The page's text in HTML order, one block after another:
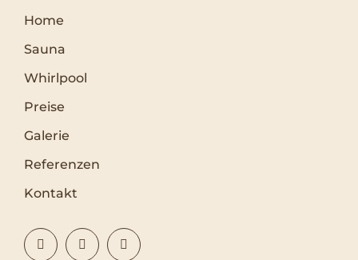
Home
Sauna
Whirlpool
Preise
Galerie
Referenzen
Kontakt